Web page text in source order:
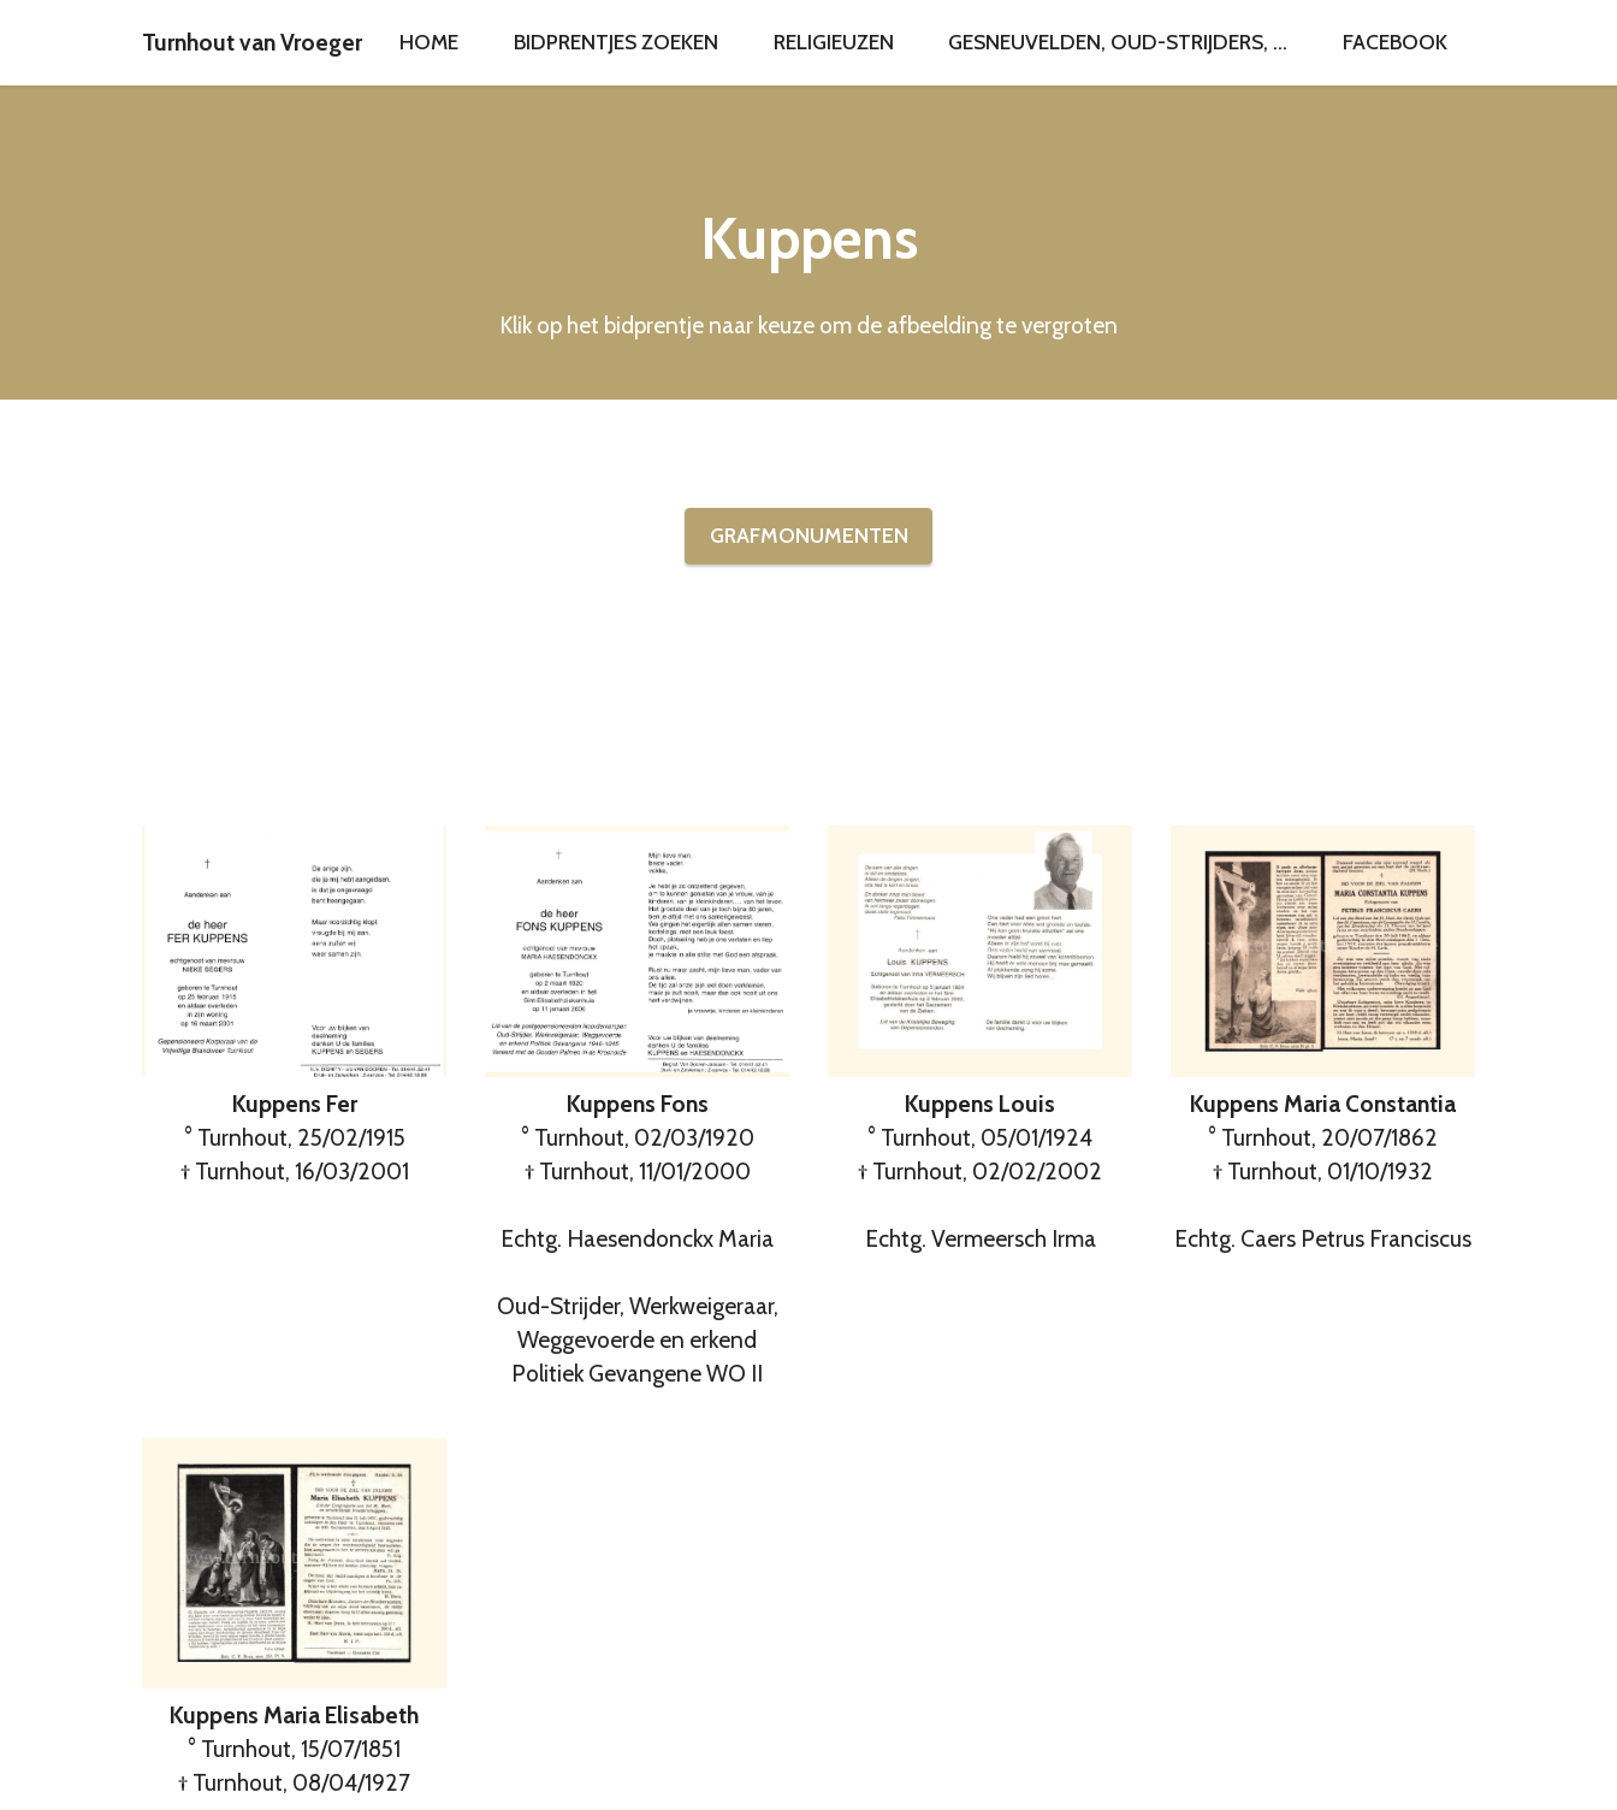
Turnhout van Vroeger HOME BIDPRENTJES ZOEKEN RELIGIEUZEN GESNEUVELDEN, OUD-STRIJDERS, ... FACEBOOK
Kuppens
Klik op het bidprentje naar keuze om de afbeelding te vergroten
GRAFMONUMENTEN
Kuppens Fer
° Turnhout, 25/02/1915
† Turnhout, 16/03/2001
Kuppens Fons
° Turnhout, 02/03/1920
† Turnhout, 11/01/2000
Echtg. Haesendonckx Maria
Oud-Strijder, Werkweigeraar,
Weggevoerde en erkend
Politiek Gevangene WO II
Kuppens Louis
° Turnhout, 05/01/1924
† Turnhout, 02/02/2002
Echtg. Vermeersch Irma
Kuppens Maria Constantia
° Turnhout, 20/07/1862
† Turnhout, 01/10/1932
Echtg. Caers Petrus Franciscus
Kuppens Maria Elisabeth
° Turnhout, 15/07/1851
† Turnhout, 08/04/1927